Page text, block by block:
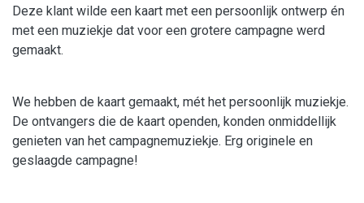
Deze klant wilde een kaart met een persoonlijk ontwerp én
met een muziekje dat voor een grotere campagne werd
gemaakt.
We hebben de kaart gemaakt, mét het persoonlijk muziekje.
De ontvangers die de kaart openden, konden onmiddellijk
genieten van het campagnemuziekje. Erg originele en
geslaagde campagne!